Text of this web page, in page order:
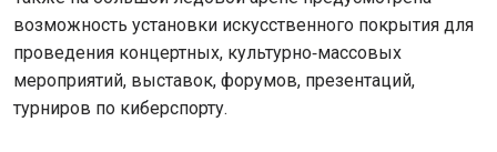
возможность установки искусственного покрытия для
проведения концертных, культурно‑массовых
мероприятий, выставок, форумов, презентаций,
турниров по киберспорту.